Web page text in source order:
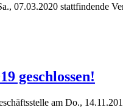
07.03.2020 stattfindende
geschlossen!
am Do.,